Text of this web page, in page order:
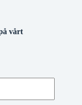
vårt